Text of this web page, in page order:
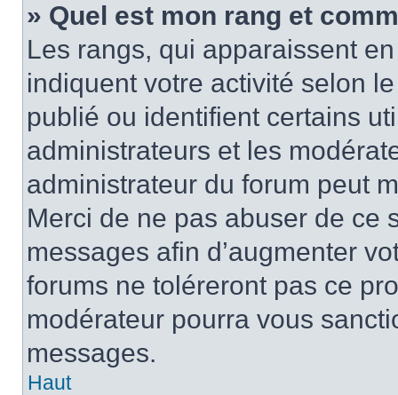
» Quel est mon rang et
Les rangs, qui apparaissent
indiquent votre activité selon
publié ou identifient certains
administrateurs et les
administrateur du forum peut
Merci de ne pas abuser de ce
messages afin d’augmenter
forums ne toléreront pas ce
modérateur pourra vous
messages.
Haut